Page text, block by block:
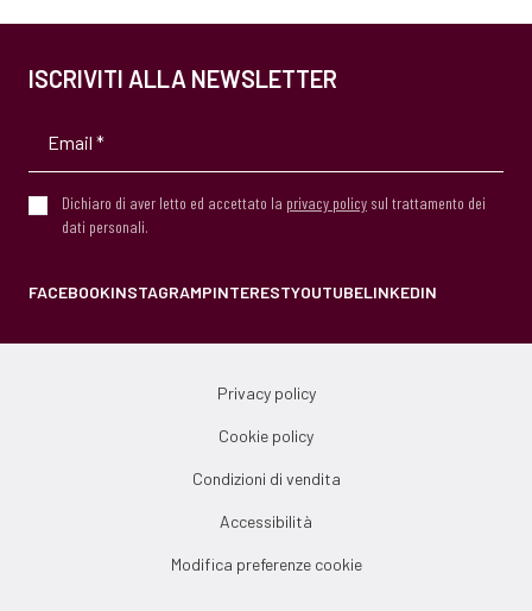
ISCRIVITI ALLA NEWSLETTER
Dichiaro di aver letto ed accettato la privacy policy sul trattamento dei
dati personali.
FACEBOOKINSTAGRAMPINTERESTYOUTUBELINKEDIN
Privacy policy
Cookie policy
Condizioni di vendita
Accessibilità
Modifica preferenze cookie